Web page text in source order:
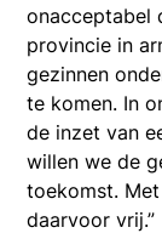
onacceptabel
provincie in
gezinnen
te komen. In
de inzet van
willen we de
toekomst.
daarvoor vrij.”